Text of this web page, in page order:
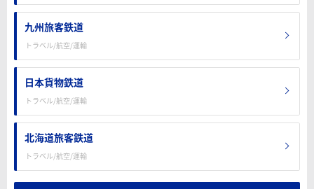
九州旅客鉄道
トラベル/航空/運輸
日本貨物鉄道
トラベル/航空/運輸
北海道旅客鉄道
トラベル/航空/運輸